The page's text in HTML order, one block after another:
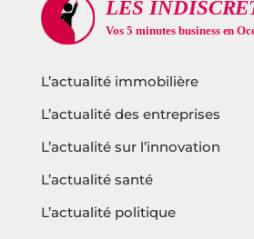
L’actualité immobilière
L’actualité des entreprises
L’actualité sur l’innovation
L’actualité santé
L’actualité politique